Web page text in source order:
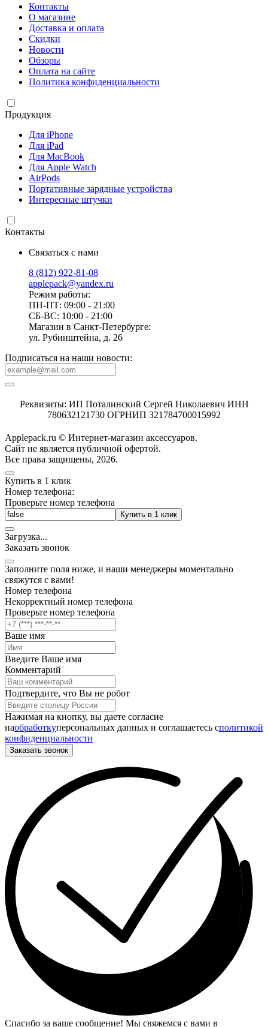
Контакты
О магазине
Доставка и оплата
Скидки
Новости
Обзоры
Оплата на сайте
Политика конфиденциальности
Продукция
Для iPhone
Для iPad
Для MacBook
Для Apple Watch
AirPods
Портативные зарядные устройства
Интересные штучки
Контакты
Связаться с нами
8 (812) 922-81-08
applepack@yandex.ru
Режим работы:
ПН-ПТ: 09:00 - 21:00
СБ-ВС: 10:00 - 21:00
Магазин в Санкт-Петербурге:
ул. Рубинштейна, д. 26
Подписаться на наши новости:
Реквизиты: ИП Поталинский Сергей Николаевич ИНН
780632121730 ОГРНИП 321784700015992
Applepack.ru © Интернет-магазин аксессуаров.
Cайт не является публичной офертой.
Все права защищены, 2026.
Купить в 1 клик
Номер телефона:
Проверьте номер телефона
Купить в 1 клик
Загрузка...
Заказать звонок
Заполните поля ниже, и наши менеджеры моментально
свяжутся с вами!
Номер телефона
Некорректный номер телефона
Проверьте номер телефона
Ваше имя
Введите Ваше имя
Комментарий
Подтвердите, что Вы не робот
Нажимая на кнопку, вы даете согласие
наобработкуперсональных данных и соглашаетесь cполитикой
конфиденциальности
Заказать звонок
Спасибо за ваше сообщение! Мы свяжемся с вами в